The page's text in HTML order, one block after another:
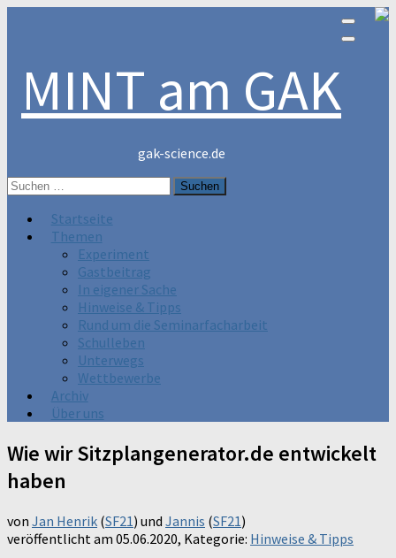
MINT am GAK
gak-science.de
Suchen
nach:
Startseite
Themen
Experiment
Gastbeitrag
In eigener Sache
Hinweise & Tipps
Rund um die Seminarfacharbeit
Schulleben
Unterwegs
Wettbewerbe
Archiv
Über uns
Wie wir Sitzplangenerator.de entwickelt
haben
von Jan Henrik (SF21) und Jannis (SF21)
veröffentlicht am 05.06.2020, Kategorie: Hinweise & Tipps